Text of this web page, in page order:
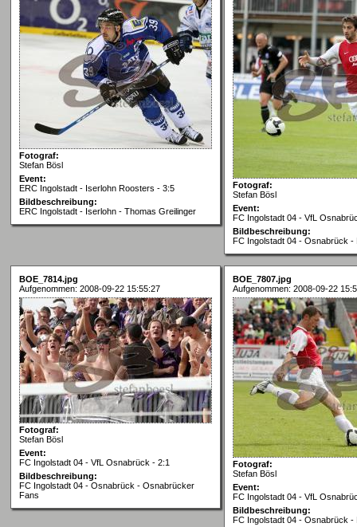
Fotograf:
Stefan Bösl
Event:
ERC Ingolstadt - Iserlohn Roosters - 3:5
Bildbeschreibung:
ERC Ingolstadt - Iserlohn - Thomas Greilinger
Fotograf:
Stefan Bösl
Event:
FC Ingolstadt 04 - VfL
Bildbeschreibung:
FC Ingolstadt 04 - Osnabrück -
BOE_7814.jpg
Aufgenommen: 2008-09-22 15:55:27
Fotograf:
Stefan Bösl
Event:
FC Ingolstadt 04 - VfL Osnabrück - 2:1
Bildbeschreibung:
FC Ingolstadt 04 - Osnabrück - Osnabrücker
Fans
BOE_7807.jpg
Aufgenommen: 2008-09-22
Fotograf:
Stefan Bösl
Event:
FC Ingolstadt 04 - VfL
Bildbeschreibung:
FC Ingolstadt 04 - Osnabrück -